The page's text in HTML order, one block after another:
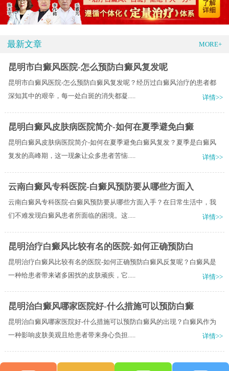
最新文章 MORE+
昆明市白癜风医院-怎么预防白癜风复发呢
昆明市白癜风医院-怎么预防白癜风复发呢？经历过白癜风治疗的患者都
深知其中的艰辛，每一处白斑的消失都凝.....
详情>>
昆明白癜风皮肤病医院简介-如何在夏季避免白癜
昆明白癜风皮肤病医院简介-如何在夏季避免白癜风复发？夏季是白癜风
复发的高峰期，这一现象让众多患者苦恼.....
详情>>
云南白癜风专科医院-白癜风预防要从哪些方面入
云南白癜风专科医院-白癜风预防要从哪些方面入手？在日常生活中，我
们不难发现白癜风患者所面临的困境。这.....
详情>>
昆明治疗白癜风比较有名的医院-如何正确预防白
昆明治疗白癜风比较有名的医院-如何正确预防白癜风反复呢？白癜风是
一种给患者带来诸多困扰的皮肤顽疾，它.....
详情>>
昆明治白癜风哪家医院好-什么措施可以预防白癜
昆明治白癜风哪家医院好-什么措施可以预防白癜风的出现？白癜风作为
一种影响皮肤美观且给患者带来身心负担.....
详情>>